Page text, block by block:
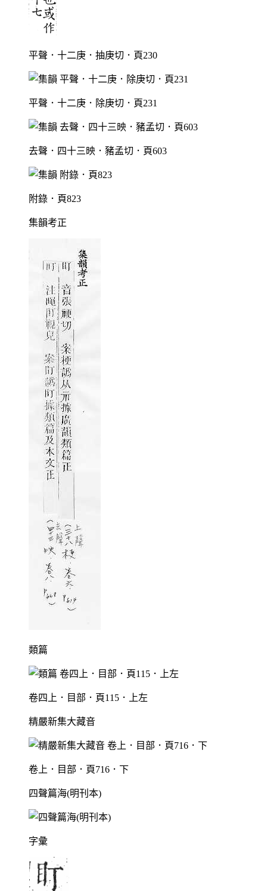
平聲．十二庚．抽庚切．頁230
平聲．十二庚．除庚切．頁231
去聲．四十三映．豬孟切．頁603
附錄．頁823
集韻考正
類篇
卷四上．目部．頁115．上左
精嚴新集大藏音
卷上．目部．頁716．下
四聲篇海(明刊本)
字彙